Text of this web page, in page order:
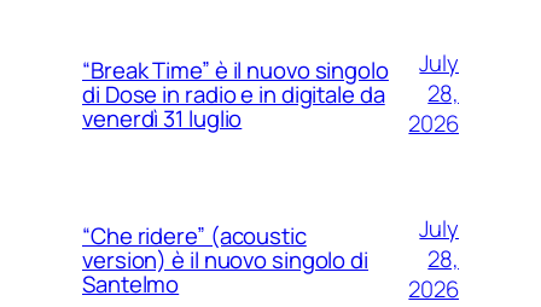
“Break Time” è il nuovo singolo
di Dose in radio e in digitale da
venerdì 31 luglio
July
28,
2026
“Che ridere” (acoustic
version) è il nuovo singolo di
Santelmo
July
28,
2026